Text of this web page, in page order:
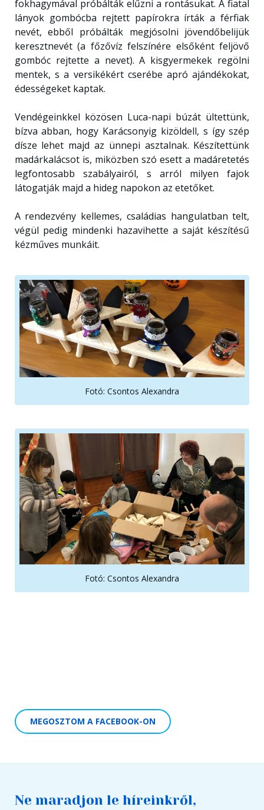
fokhagymával próbálták elűzni a rontásukat. A fiatal
lányok gombócba rejtett papírokra írták a férfiak
nevét, ebből próbálták megjósolni jövendőbelijük
keresztnevét (a főzővíz felszínére elsőként feljövő
gombóc rejtette a nevet). A kisgyermekek regölni
mentek, s a versikékért cserébe apró ajándékokat,
édességeket kaptak.
Vendégeinkkel közösen Luca-napi búzát ültettünk,
bízva abban, hogy Karácsonyig kizöldell, s így szép
dísze lehet majd az ünnepi asztalnak. Készítettünk
madárkalácsot is, miközben szó esett a madáretetés
legfontosabb szabályairól, s arról milyen fajok
látogatják majd a hideg napokon az etetőket.
A rendezvény kellemes, családias hangulatban telt,
végül pedig mindenki hazavihette a saját készítésű
kézműves munkáit.
Fotó: Csontos Alexandra
Fotó: Csontos Alexandra
MEGOSZTOM A FACEBOOK-ON
Ne maradjon le híreinkről,